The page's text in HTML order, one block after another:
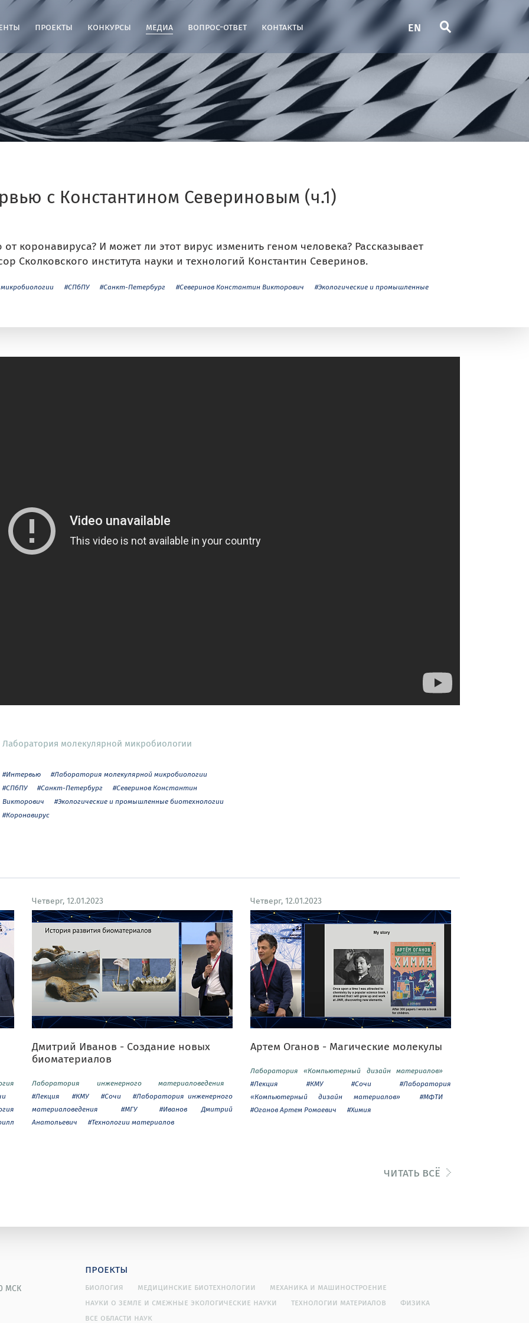
проекты конкурсы медиа вопрос-ответ контакты EN
с Константином Севериновым (ч.1)
коронавируса? И может ли этот вирус изменить геном человека? Рассказывает
Сколковского института науки и технологий Константин Северинов.
#СПбПУ #Санкт-Петербург #Северинов Константин Викторович
#Экологические и промышленные
Лаборатория молекулярной микробиологии
#Интервью
#Лаборатория молекулярной микробиологии
#СПбПУ
#Санкт-Петербург
#Северинов Константин
Викторович
#Экологические и промышленные биотехнологии
#Коронавирус
Четверг, 12.01.2023
Дмитрий Иванов - Создание новых
биоматериалов
Лаборатория инженерного материаловедения
#Лекция
#КМУ #Сочи
#Лаборатория инженерного
материаловедения
#МГУ
#Иванов Дмитрий
Анатольевич
#Технологии материалов
Четверг, 12.01.2023
Артем Оганов - Магические молекулы
Лаборатория «Компьютерный дизайн материалов»
#Лекция
#КМУ #Сочи
#Лаборатория
«Компьютерный дизайн материалов»
#МФТИ
#Оганов Артем Ромаевич
#Химия
читать всё
МСК
проекты
биология медицинские биотехнологии
механика и машиностроение
науки о земле и смежные экологические науки
технологии материалов
физика
все области наук